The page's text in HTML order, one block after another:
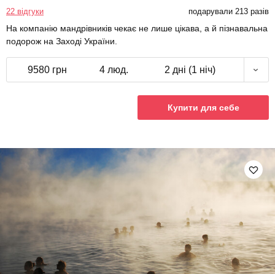
22 відгуки подарували 213 разів
На компанію мандрівників чекає не лише цікава, а й пізнавальна
подорож на Заході України.
9580 грн 4 люд. 2 дні (1 ніч)
Купити для себе